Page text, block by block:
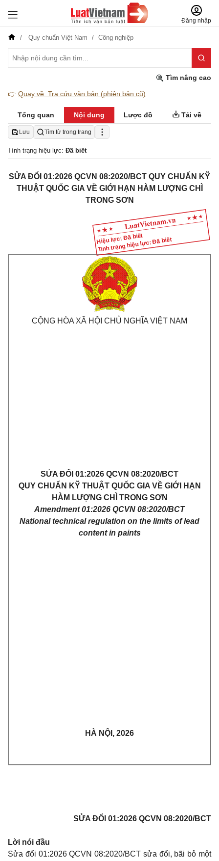
Đăng nhập
Quy chuẩn Việt Nam Công nghiệp
Tìm nâng cao
👉 Quay về: Tra cứu văn bản (phiên bản cũ)
Tổng quan Nội dung Lược đồ Tải về
Lưu Tìm từ trong trang
Tình trạng hiệu lực: Đã biết
Hiệu lực: Đã biết
Tình trạng hiệu lực: Đã biết
SỬA ĐỔI 01:2026 QCVN 08:2020/BCT QUY CHUẨN KỸ
THUẬT QUỐC GIA VỀ GIỚI HẠN HÀM LƯỢNG CHÌ
TRONG SƠN
CỘNG HÒA XÃ HỘI CHỦ NGHĨA VIỆT NAM
SỬA ĐỔI 01:2026 QCVN 08:2020/BCT
QUY CHUẨN KỸ THUẬT QUỐC GIA VỀ GIỚI HẠN
HÀM LƯỢNG CHÌ TRONG SƠN
Amendment 01:2026 QCVN 08:2020/BCT
National technical regulation on the limits of lead
content in paints
HÀ NỘI, 2026
SỬA ĐỔI 01:2026 QCVN 08:2020/BCT
Lời nói đầu
Sửa đổi 01:2026 QCVN 08:2020/BCT sửa đổi, bãi bỏ một